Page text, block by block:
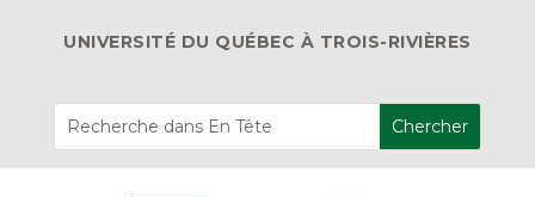
UNIVERSITÉ DU QUÉBEC À TROIS-RIVIÈRES